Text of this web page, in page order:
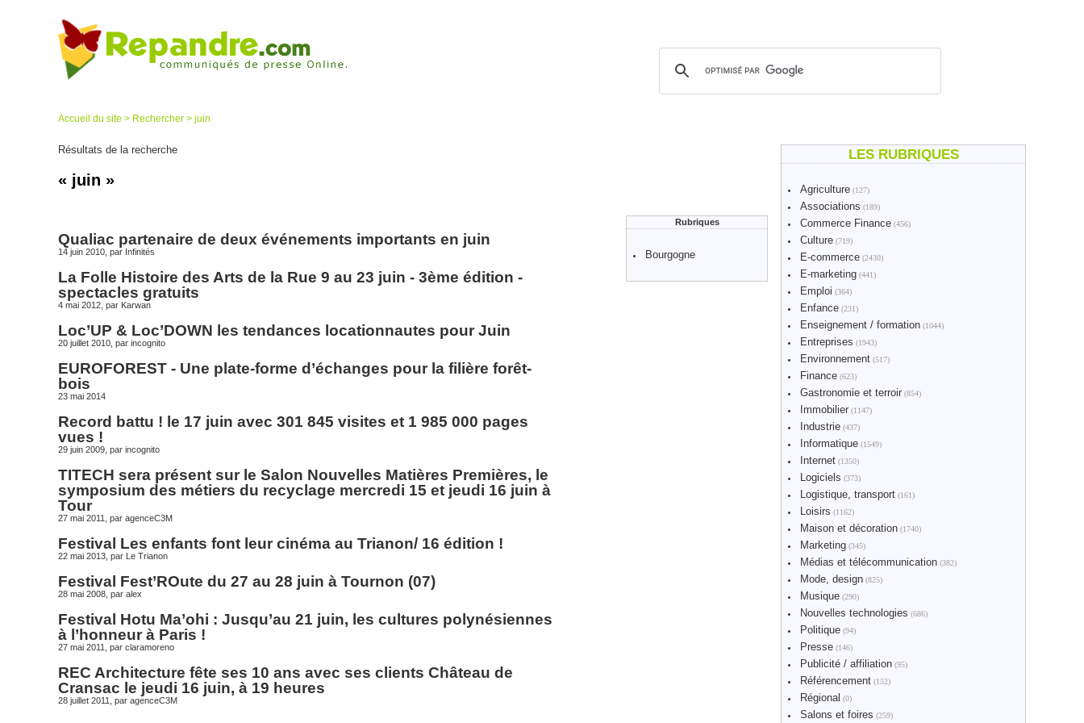
Accueil du site > Rechercher > juin
Résultats de la recherche
« juin »
Qualiac partenaire de deux événements importants en juin
14 juin 2010, par Infinités
La Folle Histoire des Arts de la Rue 9 au 23 juin - 3ème édition -
spectacles gratuits
4 mai 2012, par Karwan
Loc’UP & Loc’DOWN les tendances locationnautes pour Juin
20 juillet 2010, par incognito
EUROFOREST - Une plate-forme d’échanges pour la filière forêt-
bois
23 mai 2014
Record battu ! le 17 juin avec 301 845 visites et 1 985 000 pages
vues !
29 juin 2009, par incognito
TITECH sera présent sur le Salon Nouvelles Matières Premières, le
symposium des métiers du recyclage mercredi 15 et jeudi 16 juin à
Tour
27 mai 2011, par agenceC3M
Festival Les enfants font leur cinéma au Trianon/ 16 édition !
22 mai 2013, par Le Trianon
Festival Fest’ROute du 27 au 28 juin à Tournon (07)
28 mai 2008, par alex
Festival Hotu Ma’ohi : Jusqu’au 21 juin, les cultures polynésiennes
à l’honneur à Paris !
27 mai 2011, par claramoreno
REC Architecture fête ses 10 ans avec ses clients Château de
Cransac le jeudi 16 juin, à 19 heures
28 juillet 2011, par agenceC3M
Rubriques
Bourgogne
LES RUBRIQUES
Agriculture (127)
Associations (189)
Commerce Finance (456)
Culture (719)
E-commerce (2430)
E-marketing (441)
Emploi (364)
Enfance (231)
Enseignement / formation (1044)
Entreprises (1943)
Environnement (517)
Finance (623)
Gastronomie et terroir (854)
Immobilier (1147)
Industrie (437)
Informatique (1549)
Internet (1350)
Logiciels (373)
Logistique, transport (161)
Loisirs (1162)
Maison et décoration (1740)
Marketing (345)
Médias et télécommunication (382)
Mode, design (825)
Musique (290)
Nouvelles technologies (686)
Politique (94)
Presse (146)
Publicité / affiliation (95)
Référencement (152)
Régional (0)
Salons et foires (259)